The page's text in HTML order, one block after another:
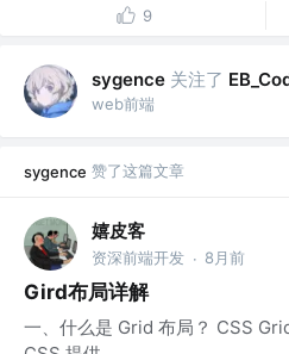
9
sygence 关注了
web前端
sygence 赞了这篇文章
嬉皮客
资深前端开发 · 8月前
Gird布局详解
一、什么是 Grid 布局？ CSS